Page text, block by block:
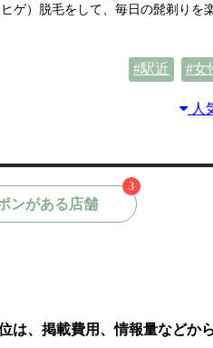
ゲ）脱毛をして、毎日の髭剃りを
駅近 女
人
ンがある店舗
3
は、掲載費用、情報量などか